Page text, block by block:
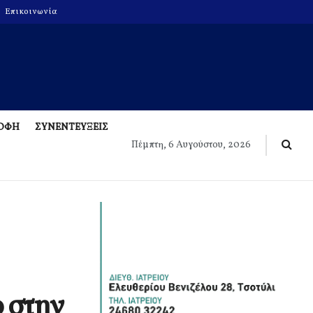
Επικοινωνία
ΣΥΝΕΝΤΕΥΞΕΙΣ
Πέμπτη, 6 Αυγούστου, 2026